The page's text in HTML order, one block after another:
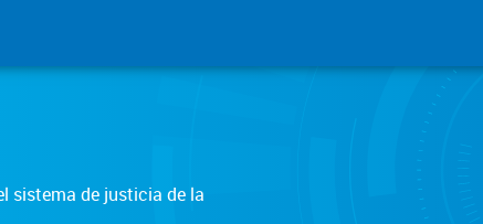
sistema de justicia de la